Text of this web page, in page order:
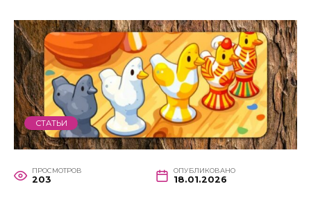
СТАТЬИ
ПРОСМОТРОВ
203
ОПУБЛИКОВАНО
18.01.2026